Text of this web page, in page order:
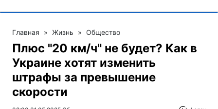
Главная » Жизнь » Общество
Плюс "20 км/ч" не будет? Как в
Украине хотят изменить
штрафы за превышение
скорости